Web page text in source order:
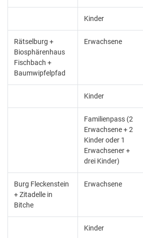
Kinder
Rätselburg +
Biosphärenhaus
Fischbach +
Baumwipfelpfad
Erwachsene
Kinder
Familienpass (2
Erwachsene + 2
Kinder oder 1
Erwachsener +
drei Kinder)
Burg Fleckenstein
+ Zitadelle in
Bitche
Erwachsene
Kinder